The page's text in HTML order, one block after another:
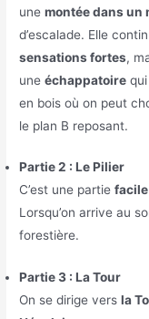
unemontée dans un
d’escalade. Elle
sensations fortes,
uneéchappatoire
en bois où on peut
le plan B reposant.
Partie 2 : Le Pilier
C’est une partiefacile
Lorsqu’on arrive au
forestière.
Partie 3 : La Tour
On se dirige versla